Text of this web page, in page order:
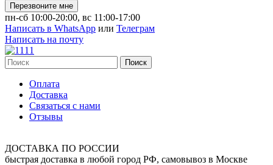
Перезвоните мне
пн-сб 10:00-20:00, вс 11:00-17:00
Написать в WhatsApp или Телеграм
Написать на почту
Поиск
Оплата
Доставка
Связаться с нами
Отзывы
ДОСТАВКА ПО РОССИИ
быстрая доставка в любой город РФ, самовывоз в Москве